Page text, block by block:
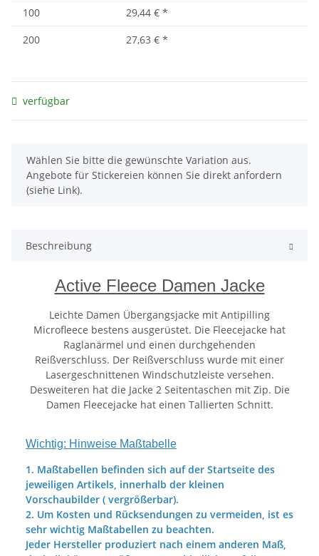
100
29,44 € *
200
27,63 € *
verfügbar
x
Wählen Sie bitte die gewünschte Variation aus.
Angebote für Stickereien können Sie direkt anfordern
(siehe Link).
Beschreibung
Active Fleece Damen Jacke
Leichte Damen Übergangsjacke mit Antipilling
Microfleece bestens ausgerüstet. Die Fleecejacke hat
Raglanärmel und einen durchgehenden
Reißverschluss. Der Reißverschluss wurde mit einer
Lasergeschnittenen Windschutzleiste versehen.
Desweiteren hat die Jacke 2 Seitentaschen mit Zip. Die
Damen Fleecejacke hat einen Tallierten Schnitt.
Wichtig: Hinweise Maßtabelle
1. Maßtabellen befinden sich auf der Startseite des
jeweiligen Artikels, innerhalb der kleinen
Vorschaubilder ( vergrößerbar).
2. Um Kosten und Rücksendungen zu vermeiden, ist es
sehr wichtig Maßtabellen zu beachten.
Jeder Hersteller produziert nach einem anderen Maß,